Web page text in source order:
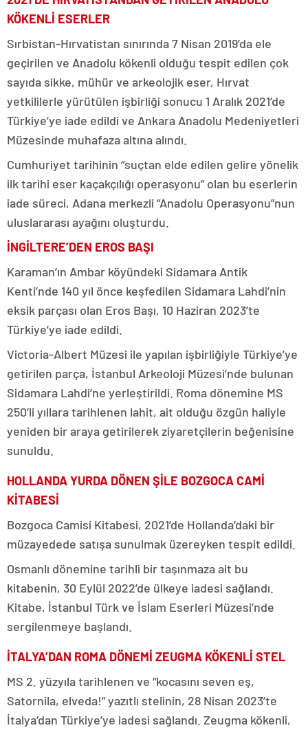
KÖKENLİ ESERLER
Sırbistan-Hırvatistan sınırında 7 Nisan 2019’da ele
geçirilen ve Anadolu kökenli olduğu tespit edilen çok
sayıda sikke, mühür ve arkeolojik eser, Hırvat
yetkililerle yürütülen işbirliği sonucu 1 Aralık 2021’de
Türkiye’ye iade edildi ve Ankara Anadolu Medeniyetleri
Müzesinde muhafaza altına alındı.
Cumhuriyet tarihinin “suçtan elde edilen gelire yönelik
ilk tarihi eser kaçakçılığı operasyonu” olan bu eserlerin
iade süreci, Adana merkezli “Anadolu Operasyonu”nun
uluslararası ayağını oluşturdu.
İNGİLTERE’DEN EROS BAŞI
Karaman’ın Ambar köyündeki Sidamara Antik
Kenti’nde 140 yıl önce keşfedilen Sidamara Lahdi’nin
eksik parçası olan Eros Başı, 10 Haziran 2023’te
Türkiye’ye iade edildi.
Victoria-Albert Müzesi ile yapılan işbirliğiyle Türkiye’ye
getirilen parça, İstanbul Arkeoloji Müzesi’nde bulunan
Sidamara Lahdi’ne yerleştirildi. Roma dönemine MS
250’li yıllara tarihlenen lahit, ait olduğu özgün haliyle
yeniden bir araya getirilerek ziyaretçilerin beğenisine
sunuldu.
HOLLANDA YURDA DÖNEN ŞİLE BOZGOCA CAMİ
KİTABESİ
Bozgoca Camisi Kitabesi, 2021’de Hollanda’daki bir
müzayedede satışa sunulmak üzereyken tespit edildi.
Osmanlı dönemine tarihli bir taşınmaza ait bu
kitabenin, 30 Eylül 2022’de ülkeye iadesi sağlandı.
Kitabe, İstanbul Türk ve İslam Eserleri Müzesi’nde
sergilenmeye başlandı.
İTALYA’DAN ROMA DÖNEMİ ZEUGMA KÖKENLİ STEL
MS 2. yüzyıla tarihlenen ve “kocasını seven eş,
Satornila, elveda!” yazıtlı stelinin, 28 Nisan 2023’te
İtalya’dan Türkiye’ye iadesi sağlandı. Zeugma kökenli,